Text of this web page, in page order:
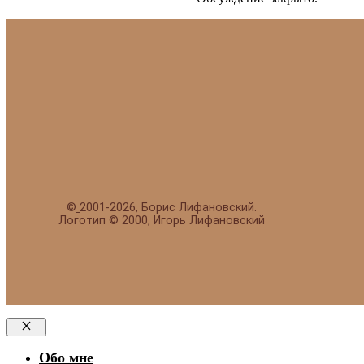
© 2001-2026, Борис Лифановский.
Логотип © 2000, Игорь Лифановский
Закрыть
Обо мне